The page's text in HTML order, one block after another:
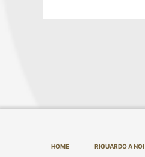
HOME RIGUARDO A NOI